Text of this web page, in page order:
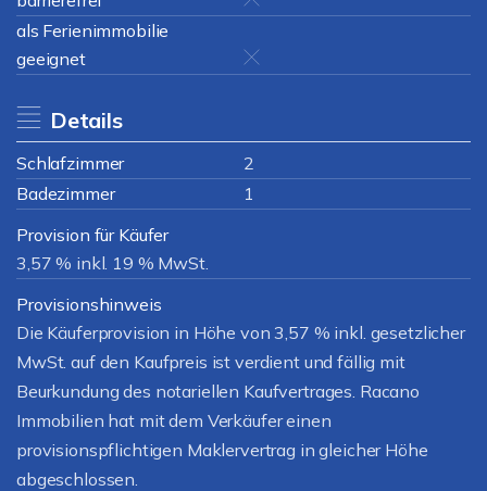
als Ferienimmobilie
geeignet
Details
Schlafzimmer
2
Badezimmer
1
Provision für Käufer
3,57 % inkl. 19 % MwSt.
Provisionshinweis
Die Käuferprovision in Höhe von 3,57 % inkl. gesetzlicher
MwSt. auf den Kaufpreis ist verdient und fällig mit
Beurkundung des notariellen Kaufvertrages. Racano
Immobilien hat mit dem Verkäufer einen
provisionspflichtigen Maklervertrag in gleicher Höhe
abgeschlossen.